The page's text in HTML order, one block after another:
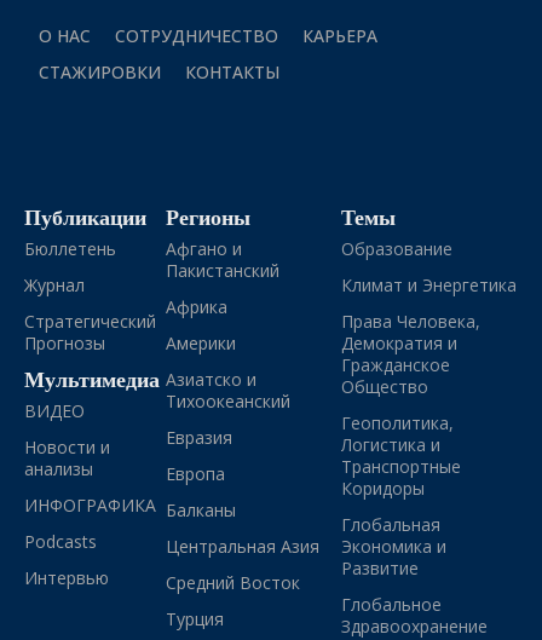
О НАС СОТРУДНИЧЕСТВО
КАРЬЕРА
СТАЖИРОВКИ
КОНТАКТЫ
Публикации
Бюллетень
Журнал
Стратегический
Прогнозы
Мультимедиа
ВИДЕО
Новости и
анализы
ИНФОГРАФИКА
Podcasts
Интервью
Регионы
Афгано и
Пакистанский
Африка
Америки
Азиатско и
Тихоокеанский
Евразия
Европа
Балканы
Центральная Азия
Средний Восток
Турция
Темы
Образование
Климат и Энергетика
Права Человека,
Демократия и
Гражданское
Общество
Геополитика,
Логистика и
Транспортные
Коридоры
Глобальная
Экономика и
Развитие
Глобальное
Здравоохранение